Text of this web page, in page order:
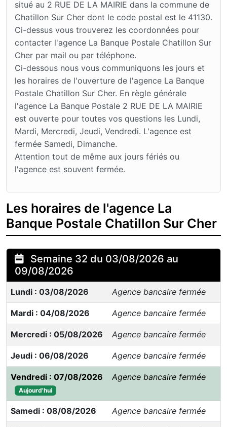
situé au 2 RUE DE LA MAIRIE dans la commune de
Chatillon Sur Cher dont le code postal est le 41130.
Ci-dessus vous trouverez les coordonnées pour
contacter l'agence La Banque Postale Chatillon Sur
Cher par mail ou par téléphone.
Ci-dessous nous vous communiquons les jours et
les horaires de l'ouverture de l'agence La Banque
Postale Chatillon Sur Cher. En règle générale
l'agence La Banque Postale 2 RUE DE LA MAIRIE
est ouverte pour toutes vos questions les Lundi,
Mardi, Mercredi, Jeudi, Vendredi. L'agence est
fermée Samedi, Dimanche.
Attention tout de même aux jours fériés ou
l'agence est souvent fermée.
Les horaires de l'agence La
Banque Postale Chatillon Sur Cher
Semaine 32 du 03/08/2026 au
09/08/2026
Lundi : 03/08/2026 Agence bancaire fermée
Mardi : 04/08/2026 Agence bancaire fermée
Mercredi : 05/08/2026 Agence bancaire fermée
Jeudi : 06/08/2026 Agence bancaire fermée
Vendredi : 07/08/2026
Aujourd'hui
Agence bancaire fermée
Samedi : 08/08/2026 Agence bancaire fermée